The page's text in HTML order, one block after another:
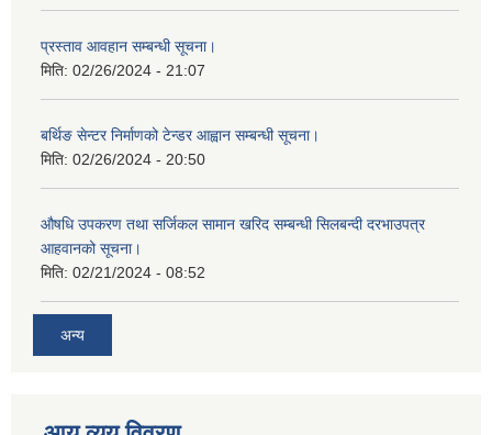
प्रस्ताव आवहान सम्बन्धी सूचना।
मिति: 02/26/2024 - 21:07
बर्थिङ सेन्टर निर्माणको टेन्डर आह्वान सम्बन्धी सूचना।
मिति: 02/26/2024 - 20:50
औषधि उपकरण तथा सर्जिकल सामान खरिद सम्बन्धी सिलबन्दी दरभाउपत्र
आहवानको सूचना।
मिति: 02/21/2024 - 08:52
अन्य